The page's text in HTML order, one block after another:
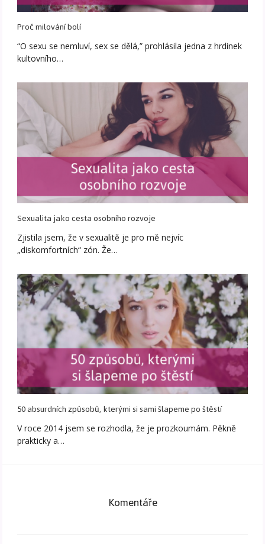
Proč milování bolí
“O sexu se nemluví, sex se dělá,” prohlásila jedna z hrdinek
kultovního…
Sexualita jako cesta osobního rozvoje
Zjistila jsem, že v sexualitě je pro mě nejvíc
„diskomfortních“ zón. Že…
50 absurdních způsobů, kterými si sami šlapeme po štěstí
V roce 2014 jsem se rozhodla, že je prozkoumám. Pěkně
prakticky a…
Komentáře